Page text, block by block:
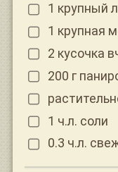
1 крупный
1 крупная
2 кусочка
200 г
1 ч.л. соли
0.3 ч.л.